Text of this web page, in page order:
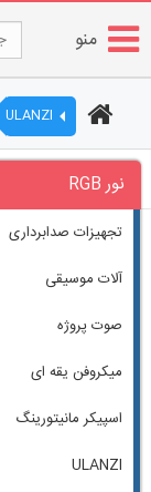
منو
ULANZI
نور RGB
تجهیزات صدابرداری
آلات موسیقی
صوت پروژه
میکروفن یقه ای
اسپیکر مانیتورینگ
ULANZI